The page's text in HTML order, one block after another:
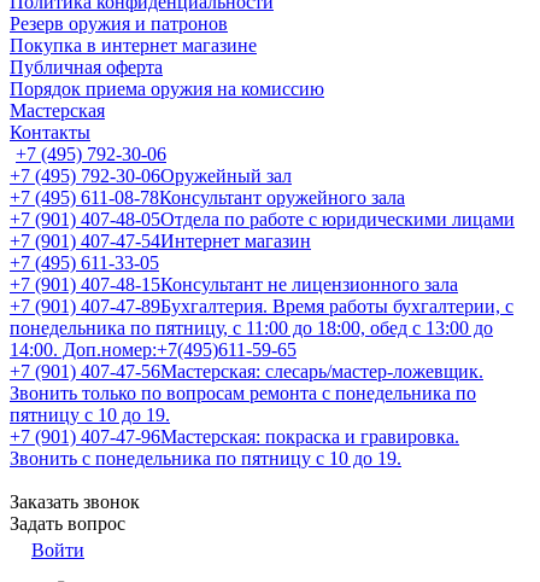
Резерв оружия и патронов
Покупка в интернет магазине
Публичная оферта
Порядок приема оружия на комиссию
Мастерская
Контакты
+7 (495) 792-30-06
+7 (495) 792-30-06Оружейный зал
+7 (495) 611-08-78Консультант оружейного зала
+7 (901) 407-48-05Отдела по работе с юридическими лицами
+7 (901) 407-47-54Интернет магазин
+7 (495) 611-33-05
+7 (901) 407-48-15Консультант не лицензионного зала
+7 (901) 407-47-89Бухгалтерия. Время работы бухгалтерии, с
понедельника по пятницу, с 11:00 до 18:00, обед с 13:00 до
14:00. Доп.номер:+7(495)611-59-65
+7 (901) 407-47-56Мастерская: слесарь/мастер-ложевщик.
Звонить только по вопросам ремонта с понедельника по
пятницу с 10 до 19.
+7 (901) 407-47-96Мастерская: покраска и гравировка.
Звонить с понедельника по пятницу с 10 до 19.
Заказать звонок
Задать вопрос
Войти